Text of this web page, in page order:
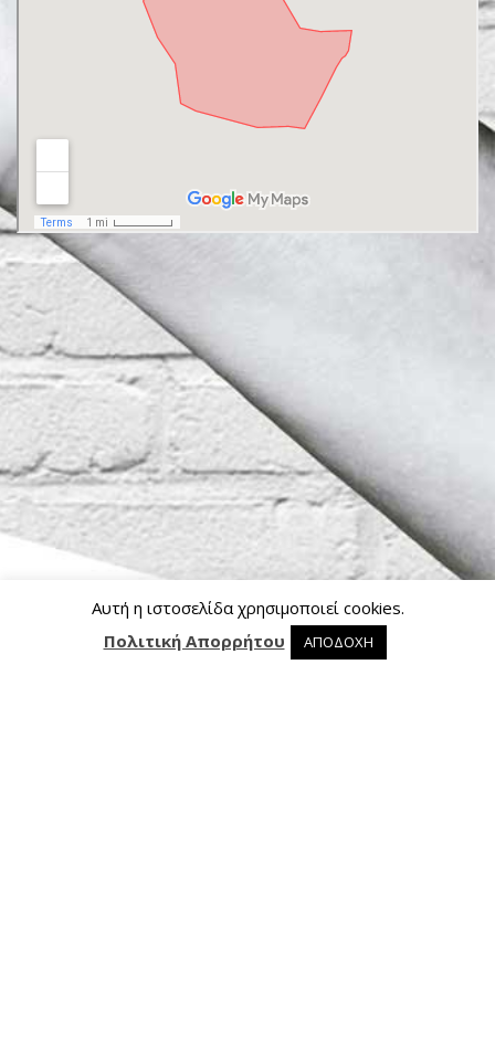
0 0 προϊόντα στο καλάθι
Αυτή η ιστοσελίδα χρησιμοποιεί cookies.
Πολιτική Απορρήτου
ΑΠΟΔΟΧΗ